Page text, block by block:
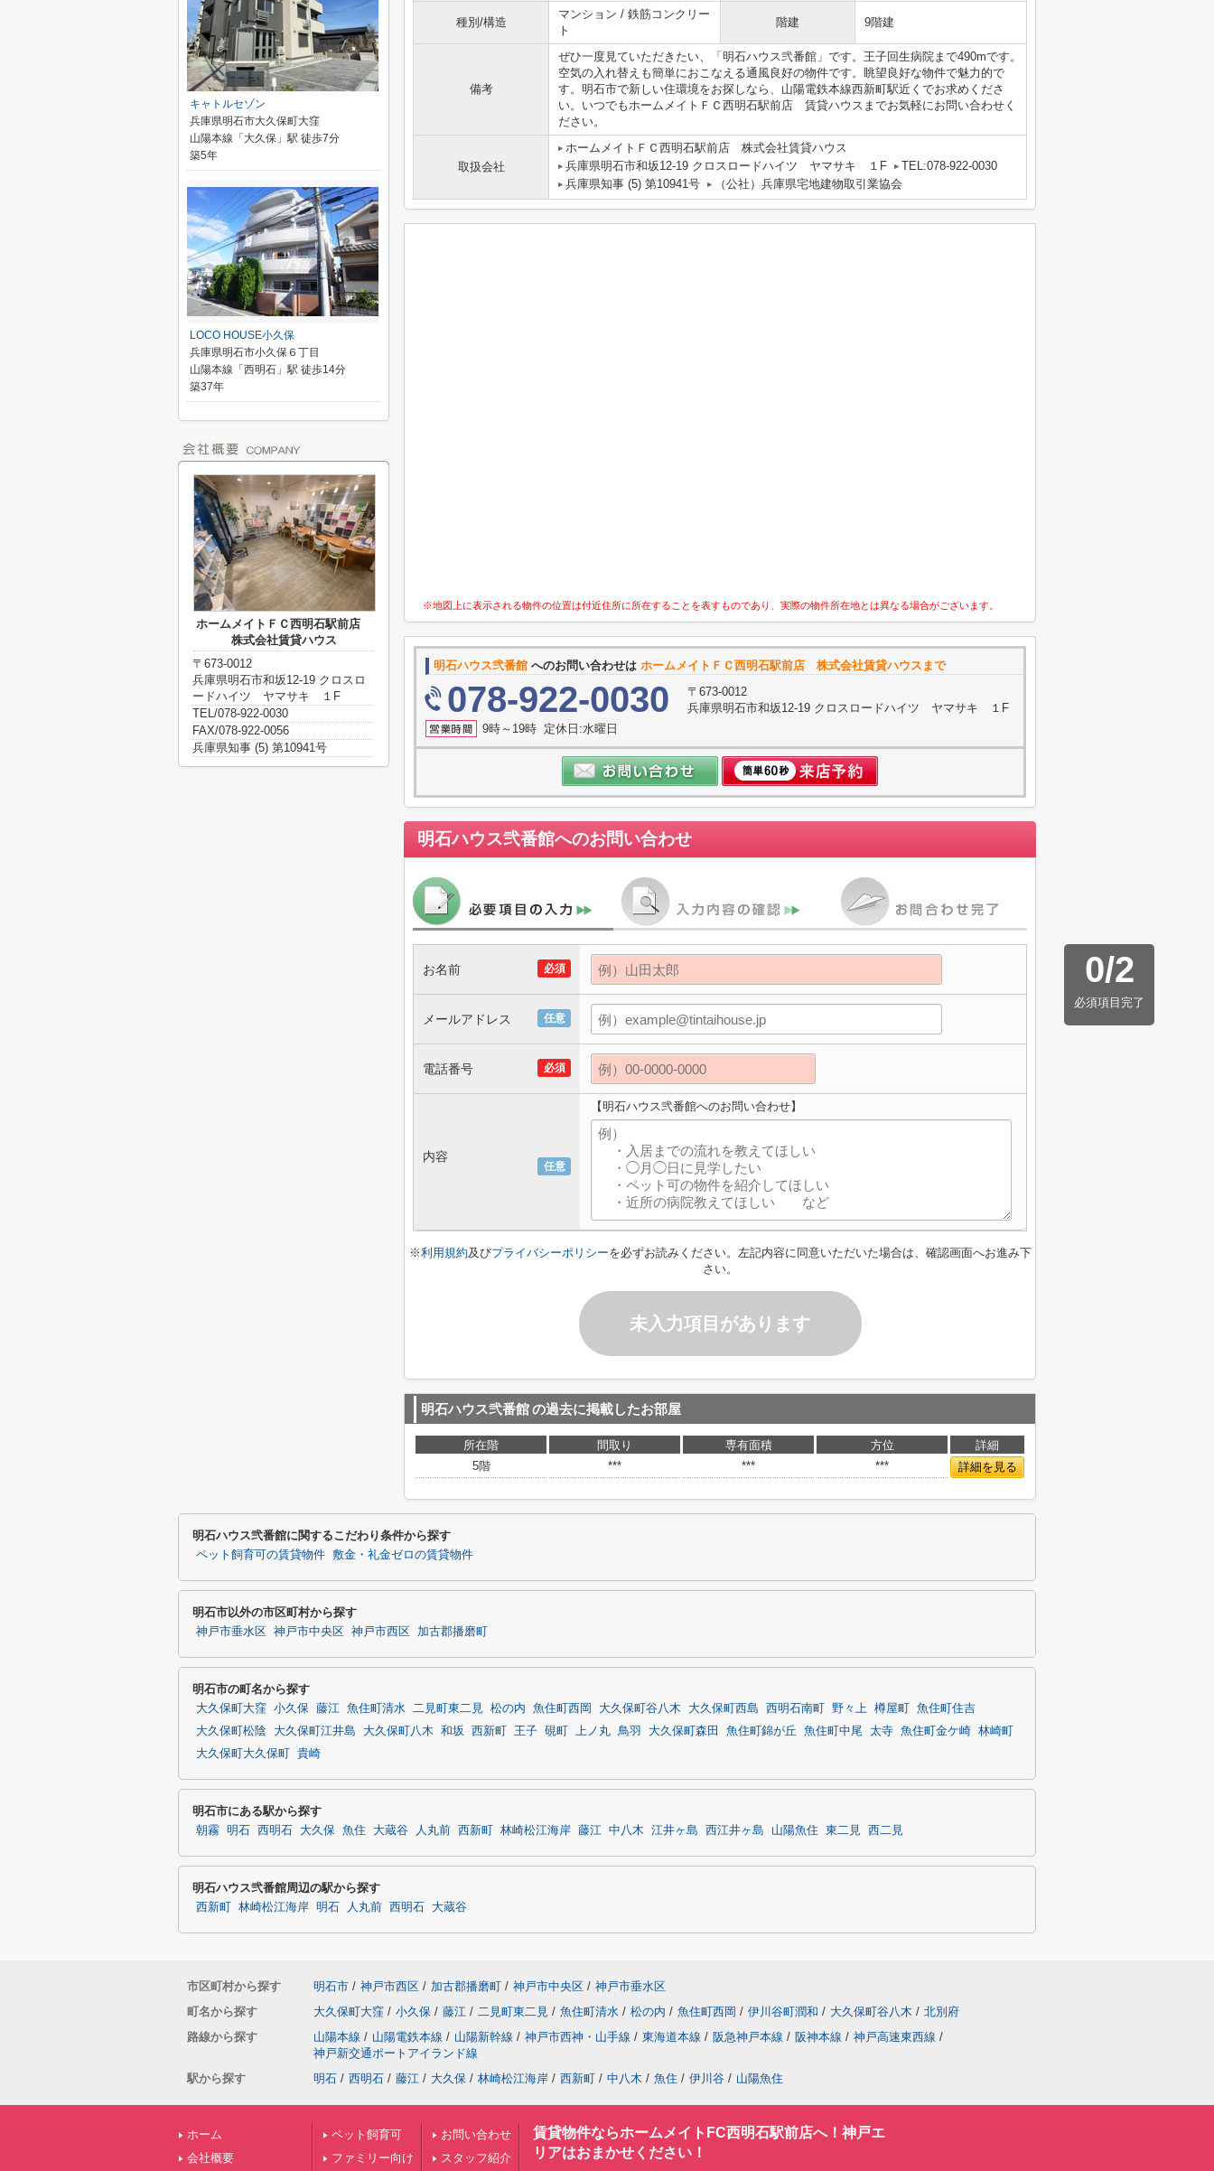
種別/構造
マンション / 鉄筋コンクリー
ト
階建 9階建
備考
ぜひ一度見ていただきたい、「明石ハウス弐番館」です。王子回生病院まで490mです。
空気の入れ替えも簡単におこなえる通風良好の物件です。眺望良好な物件で魅力的で
す。明石市で新しい住環境をお探しなら、山陽電鉄本線西新町駅近くでお求めくださ
い。いつでもホームメイトＦＣ西明石駅前店 賃貸ハウスまでお気軽にお問い合わせく
ださい。
取扱会社
ホームメイトＦＣ西明石駅前店 株式会社賃貸ハウス
兵庫県明石市和坂12-19 クロスロードハイツ ヤマサキ １F
TEL:078-922-0030
兵庫県知事 (5) 第10941号
（公社）兵庫県宅地建物取引業協会
※地図上に表示される物件の位置は付近住所に所在することを表すものであり、実際の物件所在地とは異なる場合がございます。
明石ハウス弐番館 へのお問い合わせは ホームメイトＦＣ西明石駅前店 株式会社賃貸ハウスまで
078-922-0030
〒673-0012
兵庫県明石市和坂12-19 クロスロードハイツ ヤマサキ １F
9時～19時 定休日:水曜日
明石ハウス弐番館へのお問い合わせ
0/2
必須項目完了
必須
お名前
任意
メールアドレス
必須
電話番号
任意
内容
【明石ハウス弐番館へのお問い合わせ】
※利用規約及びプライバシーポリシーを必ずお読みください。左記内容に同意いただいた場合は、確認画面へお進み下
さい。
未入力項目があります
明石ハウス弐番館の過去に掲載したお部屋
所在階 間取り 専有面積 方位
詳細
5階
*** *** *** 詳細を見る
キャトルセゾン
兵庫県明石市大久保町大窪
山陽本線「大久保」駅 徒歩7分
築5年
LOCO HOUSE小久保
兵庫県明石市小久保６丁目
山陽本線「西明石」駅 徒歩14分
築37年
ホームメイトＦＣ西明石駅前店
株式会社賃貸ハウス
〒673-0012
兵庫県明石市和坂12-19 クロスロ
ードハイツ ヤマサキ １F
TEL/078-922-0030
FAX/078-922-0056
兵庫県知事 (5) 第10941号
明石ハウス弐番館に関するこだわり条件から探す
ペット飼育可の賃貸物件 敷金・礼金ゼロの賃貸物件
明石市以外の市区町村から探す
神戸市垂水区 神戸市中央区 神戸市西区 加古郡播磨町
明石市の町名から探す
大久保町大窪 小久保 藤江 魚住町清水 二見町東二見 松の内 魚住町西岡 大久保町谷八木 大久保町西島 西明石南町 野々上 樽屋町
魚住町住吉
大久保町松陰
大久保町江井島 大久保町八木 和坂 西新町 王子 硯町 上ノ丸 鳥羽 大久保町森田 魚住町錦が丘 魚住町中尾 太寺 魚住町金ケ崎 林崎町
大久保町大久保町
貴崎
明石市にある駅から探す
朝霧 明石 西明石 大久保 魚住 大蔵谷 人丸前 西新町 林崎松江海岸 藤江 中八木 江井ヶ島 西江井ヶ島 山陽魚住 東二見 西二見
明石ハウス弐番館周辺の駅から探す
西新町 林崎松江海岸 明石 人丸前 西明石 大蔵谷
市区町村から探す 明石市 / 神戸市西区 / 加古郡播磨町 / 神戸市中央区 / 神戸市垂水区
町名から探す
大久保町大窪 / 小久保 / 藤江 / 二見町東二見 / 魚住町清水 / 松の内 / 魚住町西岡 / 伊川谷町潤和 / 大久保町谷八木 / 北別府
路線から探す
山陽本線 / 山陽電鉄本線 / 山陽新幹線 / 神戸市西神・山手線 / 東海道本線 / 阪急神戸本線 / 阪神本線 / 神戸高速東西線 /
神戸新交通ポートアイランド線
駅から探す
明石 / 西明石 / 藤江 / 大久保 / 林崎松江海岸 / 西新町 / 中八木 / 魚住 / 伊川谷 / 山陽魚住
ホーム
会社概要
ペット飼育可
ファミリー向け
お問い合わせ
スタッフ紹介
賃貸物件ならホームメイトFC西明石駅前店へ！神戸エ
リアはおまかせください！